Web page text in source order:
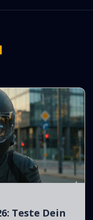
Teste Dein